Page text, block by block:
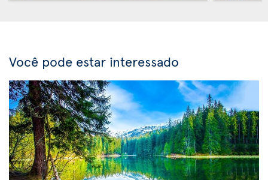
Você pode estar interessado